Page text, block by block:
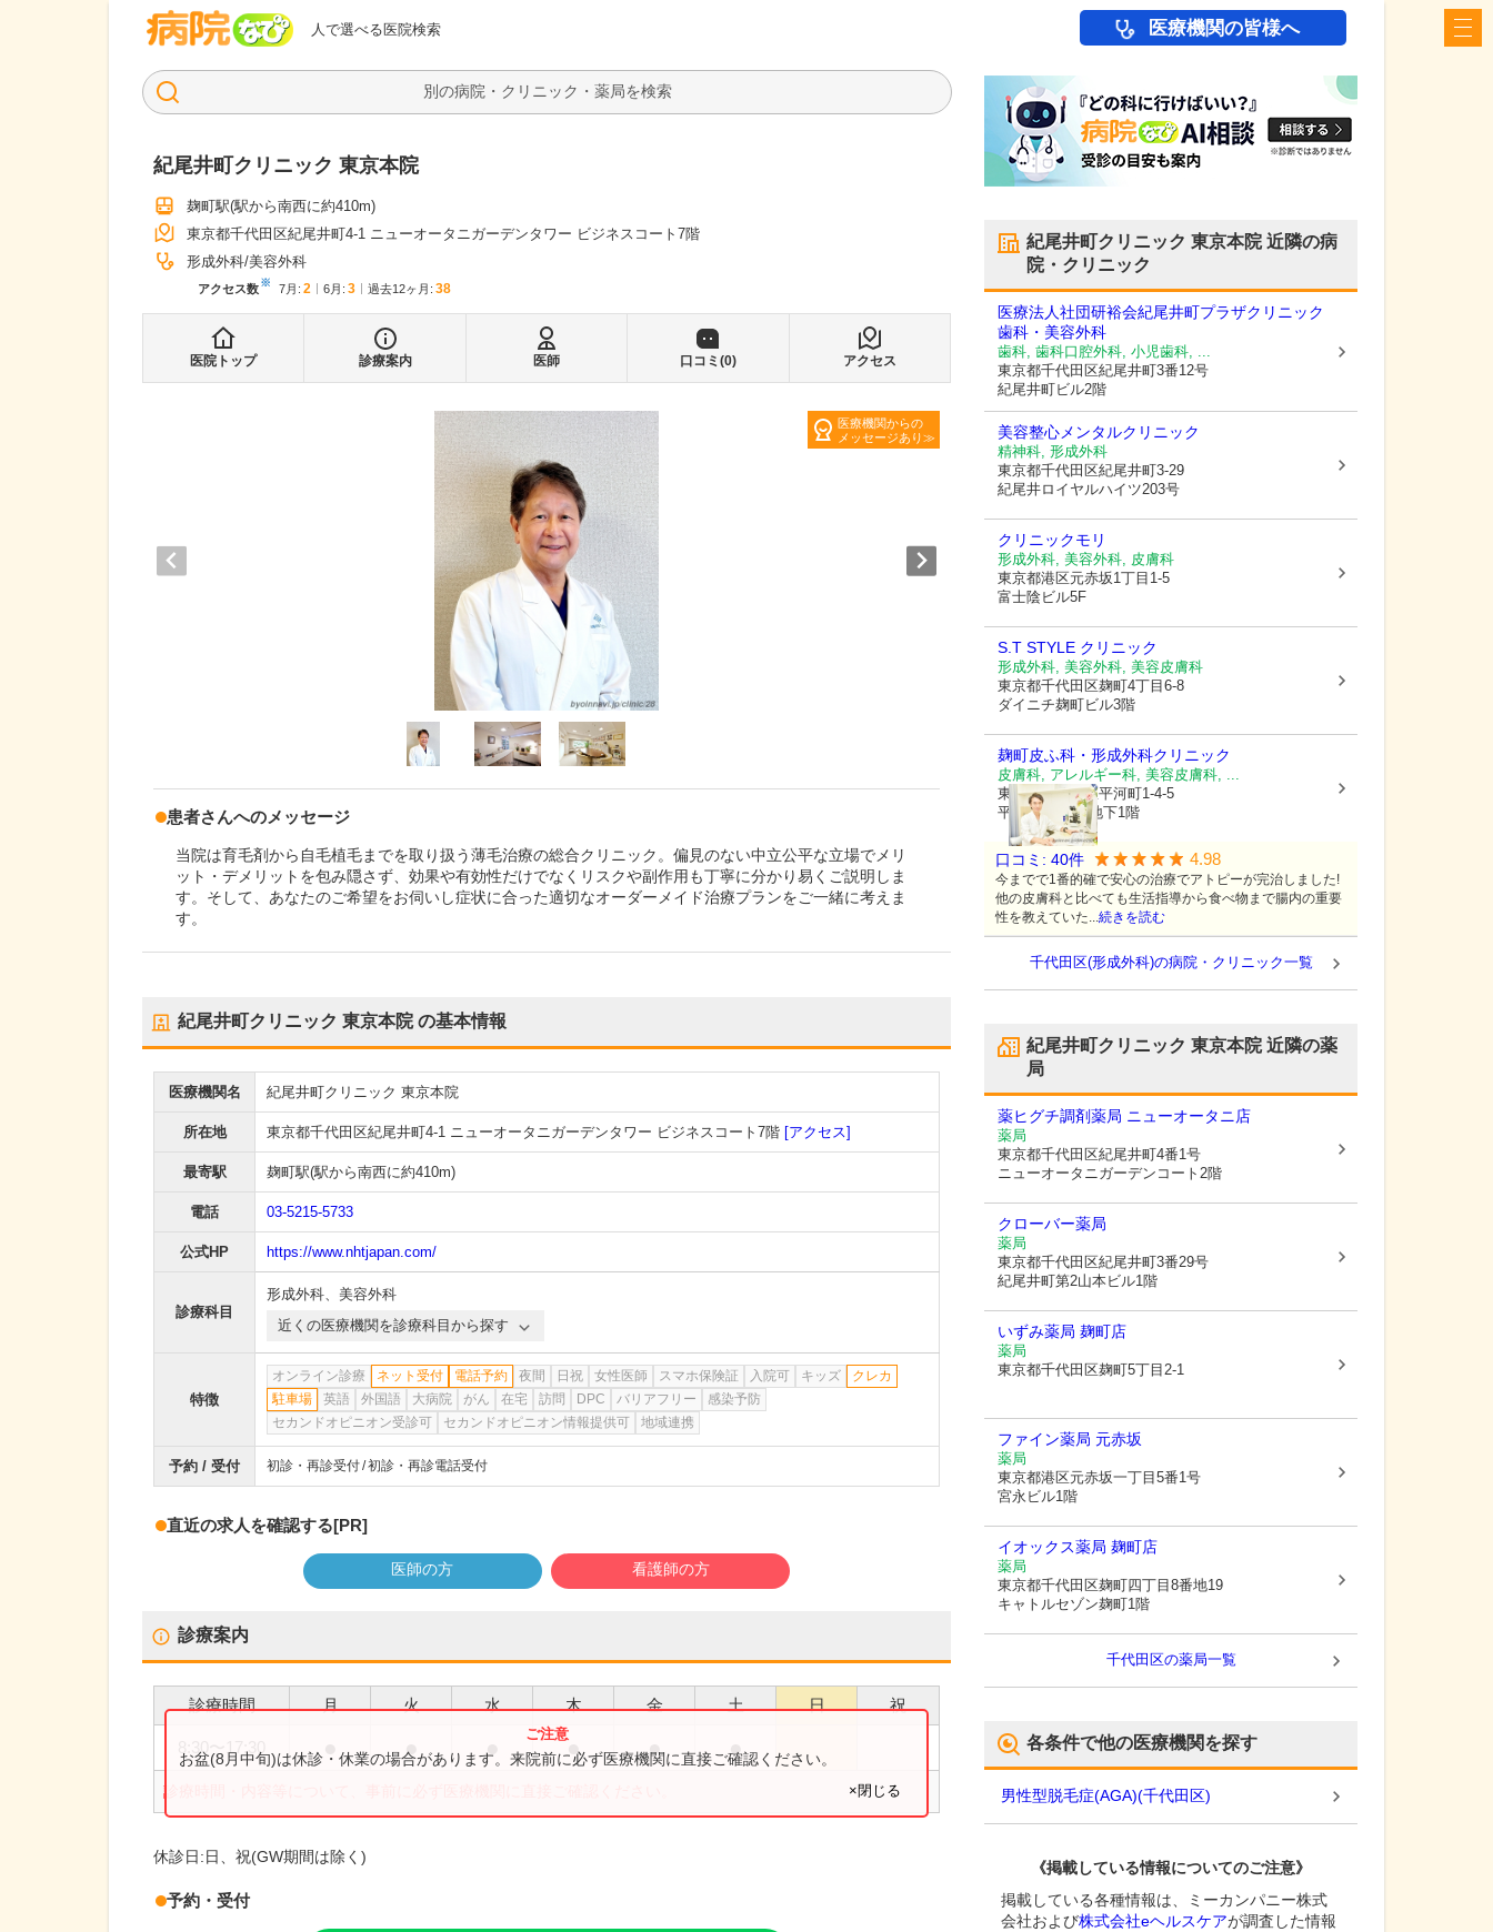
人で選べる医院検索
病院なび 医療機関の皆様へ
検索
紀尾井町クリニック 東京本院
麹町駅(駅から南西に約410m)
東京都千代田区紀尾井町4-1 ニューオータニガーデンタワー ビジネスコート7階
形成外科 美容外科
アクセス数※ 7月 : 2 6月 : 3 過去12ヶ月: 38
医院トップ 診療案内 医師 口コミ(0) アクセス
医療機関からの
メッセージあり
患者さんへのメッセージ
当院は育毛剤から自毛植毛までを取り扱う薄毛治療の総合クリニック。偏見のない中立公平な立場でメリ
ット・デメリットを包み隠さず、効果や有効性だけでなくリスクや副作用も丁寧に分かり易くご説明しま
す。そして、あなたのご希望をお伺いし症状に合った適切なオーダーメイド治療プランをご一緒に考えま
す。
紀尾井町クリニック 東京本院の基本情報
医療機関名 紀尾井町クリニック 東京本院
所在地 東京都千代田区紀尾井町4-1 ニューオータニガーデンタワー ビジネスコート7階 [アクセス]
最寄駅 麹町駅(駅から南西に約410m)
電話 03-5215-5733
公式HP https://www.nhtjapan.com/
診療科目
形成外科、 美容外科
近くの医療機関を診療科目から探す
特徴
オンライン診療 ネット受付 電話予約 夜間 日祝 女性医師 スマホ保険証 入院可 キッズ
クレカ
駐車場
英語 外国語 大病院 がん 在宅 訪問 DPC バリアフリー
感染予防
セカンドオピニオン受診可
セカンドオピニオン情報提供可 地域連携
予約 / 受付 初診・再診受付 初診・再診電話受付
直近の求人を確認する[PR]
医師の方 看護師の方
診療案内
診療時間 月 火 水 木 金 土 日 祝
8:30 17:30 ● ● ● ● ●
診療時間・内容等について、事前に必ず医療機関に直接ご確認ください。
お盆(8月中旬)は休診・休業の場合があります。来院前に必ず医療機関に直接ご確認ください。
×閉じる
休診日:日、祝(GW期間は除く)
予約・受付
紀尾井町クリニック 東京本院近隣の病
院・クリニック
医療法人社団研裕会紀尾井町プラザクリニック
歯科・美容外科
歯科, 歯科口腔外科, 小児歯科, ...
東京都千代田区紀尾井町3番12号
紀尾井町ビル2階
美容整心メンタルクリニック
精神科, 形成外科
東京都千代田区紀尾井町3-29
紀尾井ロイヤルハイツ203号
クリニックモリ
形成外科, 美容外科, 皮膚科
東京都港区元赤坂1丁目1-5
富士陰ビル5F
S.T STYLE クリニック
形成外科, 美容外科, 美容皮膚科
東京都千代田区麹町4丁目6-8
ダイニチ麹町ビル3階
麹町皮ふ科・形成外科クリニック
皮膚科, アレルギー科, 美容皮膚科, ...
東京都千代田区平河町1-4-5
平和第一ビル 地下1階
口コミ: 40件 4.98
今までで1番的確で安心の治療でアトピーが完治しました!
他の皮膚科と比べても生活指導から食べ物まで腸内の重要
性を教えていた...続きを読む
千代田区(形成外科)の病院・クリニック一覧
紀尾井町クリニック 東京本院近隣の薬
局
薬ヒグチ調剤薬局 ニューオータニ店
薬局
東京都千代田区紀尾井町4番1号
ニューオータニガーデンコート2階
クローバー薬局
薬局
東京都千代田区紀尾井町3番29号
紀尾井町第2山本ビル1階
いずみ薬局 麹町店
薬局
東京都千代田区麹町5丁目2-1
ファイン薬局 元赤坂
薬局
東京都港区元赤坂一丁目5番1号
宮永ビル1階
イオックス薬局 麹町店
薬局
東京都千代田区麹町四丁目8番地19
キャトルセゾン麹町1階
千代田区の薬局一覧
各条件で他の医療機関を探す
男性型脱毛症(AGA)(千代田区)
《掲載している情報についてのご注意》
掲載している各種情報は、ミーカンパニー株式
会社および株式会社eヘルスケアが調査した情報